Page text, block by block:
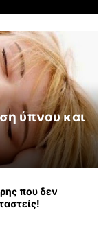
ύπνου και
που δεν